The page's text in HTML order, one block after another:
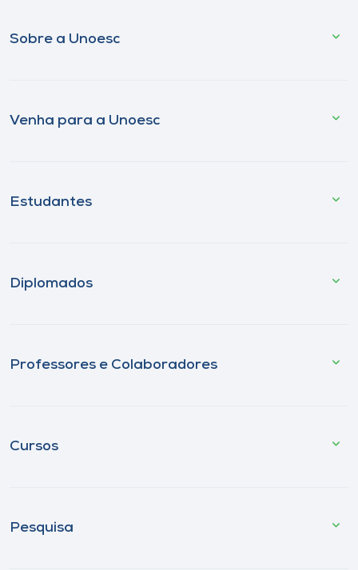
Sobre a Unoesc
Venha para a Unoesc
Estudantes
Diplomados
Professores e Colaboradores
Cursos
Pesquisa